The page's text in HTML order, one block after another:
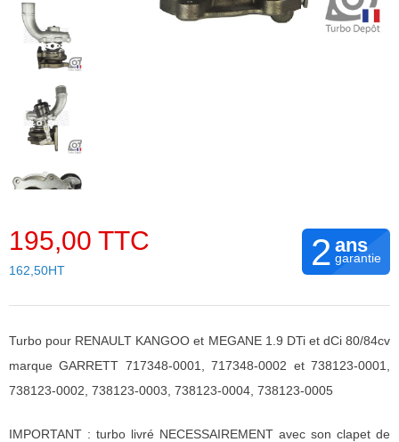
195,00 TTC
162,50HT 2 ans
garantie
Turbo pour RENAULT KANGOO et MEGANE 1.9 DTi et dCi 80/84cv
marque GARRETT 717348-0001, 717348-0002 et 738123-0001,
738123-0002, 738123-0003, 738123-0004, 738123-0005
IMPORTANT : turbo livré NECESSAIREMENT avec son clapet de